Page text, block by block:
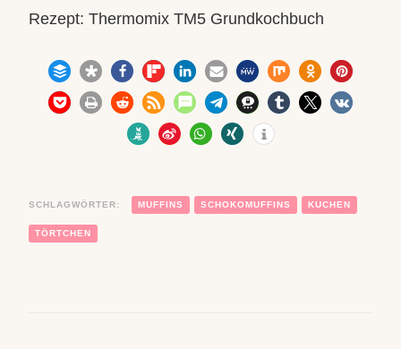
Rezept: Thermomix TM5 Grundkochbuch
SCHLAGWÖRTER: MUFFINS SCHOKOMUFFINS KUCHEN
TÖRTCHEN